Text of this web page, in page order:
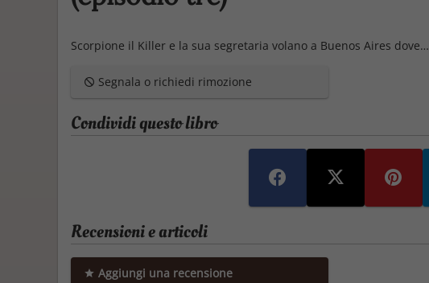
Scorpione il Killer e la sua segretaria volano a Buenos Aires dove…
Segnala o richiedi rimozione
Condividi questo libro
Recensioni e articoli
Aggiungi una recensione